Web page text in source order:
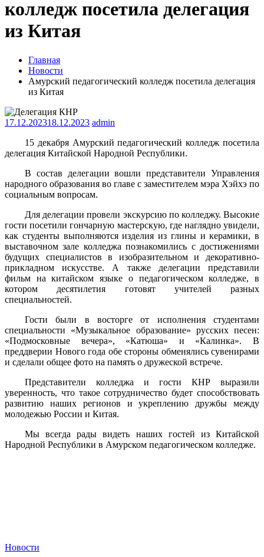
колледж посетила делегация
из Китая
Главная
Новости
Амурский педагогический колледж посетила делегация
из Китая
17.12.202318.12.2023 admin
15 декабря Амурский педагогический колледж посетила
делегация Китайской Народной Республики.
В состав делегации вошли представители Управления
народного образования во главе с заместителем мэра Хэйхэ по
социальным вопросам.
Для делегации провели экскурсию по колледжу. Высокие
гости посетили гончарную мастерскую, где наглядно увидели,
как студенты выполняются изделия из глины и керамики, в
выставочном зале колледжа познакомились с достижениями
будущих специалистов в изобразительном и декоративно-
прикладном искусстве. А также делегации представили
фильм на китайском языке о педагогическом колледже, в
котором десятилетия готовят учителей разных
специальностей.
Гости были в восторге от исполнения студентами
специальности «Музыкальное образование» русских песен:
«Подмосковные вечера», «Катюша» и «Калинка». В
преддверии Нового года обе стороны обменялись сувенирами
и сделали общее фото на память о дружеской встрече.
Представители колледжа и гости КНР выразили
уверенность, что такое сотрудничество будет способствовать
развитию наших регионов и укреплению дружбы между
молодежью России и Китая.
Мы всегда рады видеть наших гостей из Китайской
Народной Республики в Амурском педагогическом колледже.
Новости